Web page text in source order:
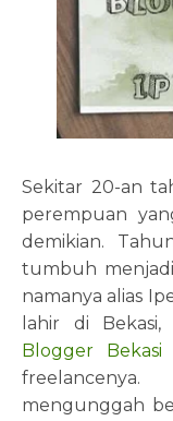
Sekitar 20-an
perempuan
demikian.
tumbuh
namanya alias
lahir di
Blogger Bekasi
mengunggah